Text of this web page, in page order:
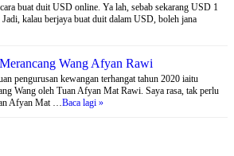
buat duit USD online. Ya lah, sebab sekarang USD 1
kalau berjaya buat duit dalam USD, boleh jana
Wang Afyan Rawi
pengurusan kewangan terhangat tahun 2020 iaitu
Wang oleh Tuan Afyan Mat Rawi. Saya rasa, tak perlu
Afyan Mat …Baca lagi »